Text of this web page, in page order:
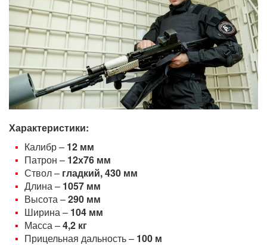
Характеристики:
Калибр – 12 мм
Патрон – 12х76 мм
Ствол – гладкий, 430 мм
Длина – 1057 мм
Высота –290 мм
Ширина – 104 мм
Масса –4,2 кг
Прицельная дальность – 100 м